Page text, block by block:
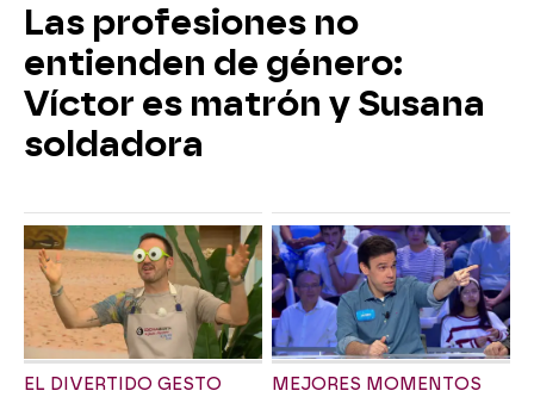
Las profesiones no
entienden de género:
Víctor es matrón y Susana
soldadora
EL DIVERTIDO GESTO MEJORES MOMENTOS